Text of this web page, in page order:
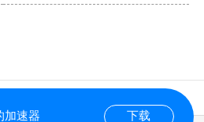
加速器 下载